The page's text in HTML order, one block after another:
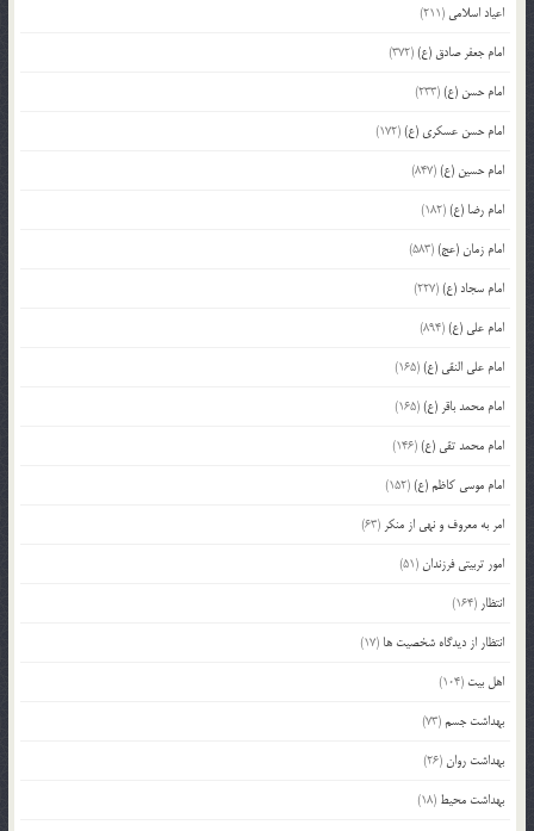
اعیاد اسلامی (211)
امام جعفر صادق (ع)(372)
امام حسن (ع)(233)
امام حسن عسکری (ع)(172)
امام حسین (ع)(847)
امام رضا (ع)(182)
امام زمان (عج)(583)
امام سجاد (ع)(227)
امام علی (ع)(894)
امام علی النقی (ع)(165)
امام محمد باقر (ع)(165)
امام محمد تقی (ع)(146)
امام موسی کاظم (ع)(152)
امر به معروف و نهی از منکر (63)
امور تربیتی فرزندان(51)
انتظار (164)
انتظار از دیدگاه شخصیت ها (17)
اهل بیت (104)
بهداشت جسم(73)
بهداشت روان(26)
بهداشت محیط (18)